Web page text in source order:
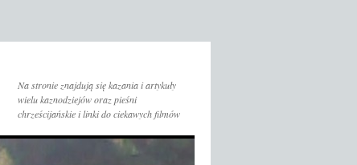
Na stronie znajdują się kazania i artykuły
wielu kaznodziejów oraz pieśni
chrześcijańskie i linki do ciekawych filmów